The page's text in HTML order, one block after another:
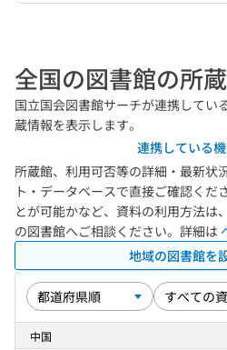
全国の図書館の所蔵
国立国会図書館サーチが連携してい
蔵情報を表示します。
連携している
所蔵館、利用可否等の詳細・最新状
ト・データベースで直接ご確認くだ
とが可能かなど、資料の利用方法は
の図書館へご相談ください。詳細は
地域の図書館を
中国